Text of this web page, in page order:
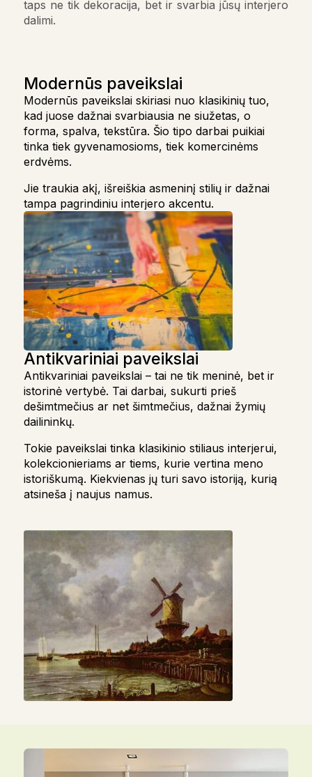
taps ne tik dekoracija, bet ir svarbia jūsų interjero
dalimi.
Modernūs paveikslai
Modernūs paveikslai skiriasi nuo klasikinių tuo,
kad juose dažnai svarbiausia ne siužetas, o
forma, spalva, tekstūra. Šio tipo darbai puikiai
tinka tiek gyvenamosioms, tiek komercinėms
erdvėms.
Jie traukia akį, išreiškia asmeninį stilių ir dažnai
tampa pagrindiniu interjero akcentu.
Antikvariniai paveikslai
Antikvariniai paveikslai – tai ne tik meninė, bet ir
istorinė vertybė. Tai darbai, sukurti prieš
dešimtmečius ar net šimtmečius, dažnai žymių
dailininkų.
Tokie paveikslai tinka klasikinio stiliaus interjerui,
kolekcionieriams ar tiems, kurie vertina meno
istoriškumą. Kiekvienas jų turi savo istoriją, kurią
atsineša į naujus namus.